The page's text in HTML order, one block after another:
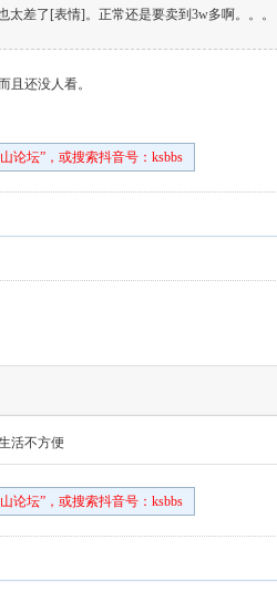
差了[表情]。正常还是要卖到3w多啊。。。
且还没人看。
论坛”，或搜索抖音号：ksbbs
活不方便
论坛”，或搜索抖音号：ksbbs